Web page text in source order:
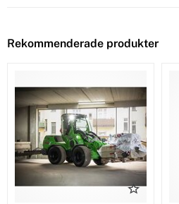
Rekommenderade produkter